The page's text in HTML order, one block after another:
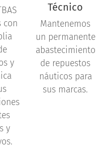
con
y
y
Técnico
Mantenemos
un permanente
abastecimiento
de repuestos
náuticos para
sus marcas.